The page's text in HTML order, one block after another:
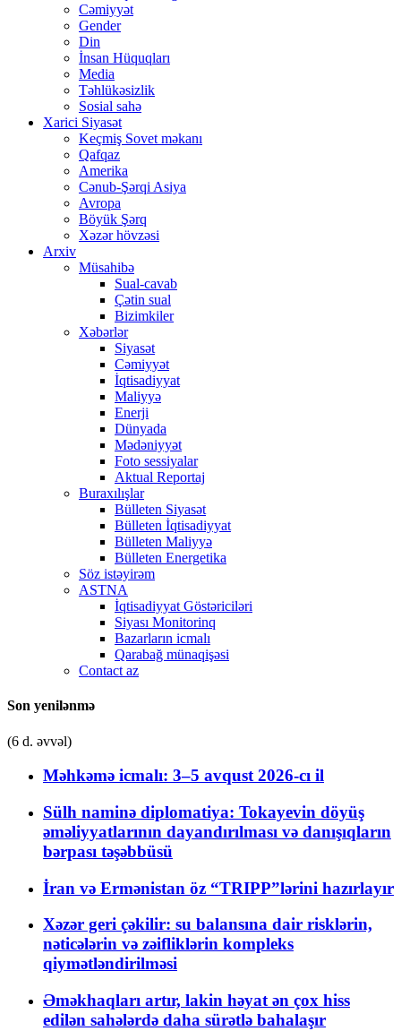
Cəmiyyət
Gender
Din
İnsan Hüquqları
Media
Təhlükəsizlik
Sosial sahə
Xarici Siyasət
Keçmiş Sovet məkanı
Qafqaz
Amerika
Cənub-Şərqi Asiya
Avropa
Böyük Şərq
Xəzər hövzəsi
Arxiv
Müsahibə
Sual-cavab
Çətin sual
Bizimkiler
Xəbərlər
Siyasət
Cəmiyyət
İqtisadiyyat
Maliyyə
Enerji
Dünyada
Mədəniyyət
Foto sessiyalar
Aktual Reportaj
Buraxılışlar
Bülleten Siyasət
Bülleten İqtisadiyyat
Bülleten Maliyyə
Bülleten Energetika
Söz istəyirəm
ASTNA
İqtisadiyyat Göstəriciləri
Siyası Monitorinq
Bazarların icmalı
Qarabağ münaqişəsi
Contact az
Son yenilənmə
(6 d. əvvəl)
Məhkəmə icmalı: 3–5 avqust 2026-cı il
Sülh naminə diplomatiya: Tokayevin döyüş
əməliyyatlarının dayandırılması və danışıqların
bərpası təşəbbüsü
İran və Ermənistan öz “TRIPP”lərini hazırlayır
Xəzər geri çəkilir: su balansına dair risklərin,
nəticələrin və zəifliklərin kompleks
qiymətləndirilməsi
Əməkhaqları artır, lakin həyat ən çox hiss
edilən sahələrdə daha sürətlə bahalaşır